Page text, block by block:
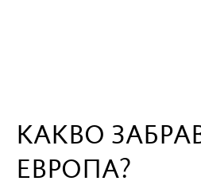
КАКВО
ЕВРОПА?